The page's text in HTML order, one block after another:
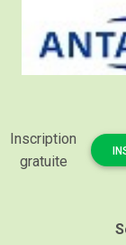
Inscription
gratuite